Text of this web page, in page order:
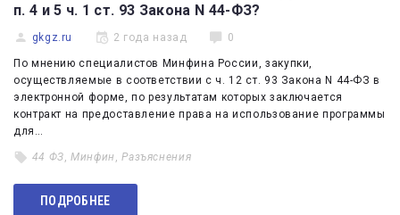
п. 4 и 5 ч. 1 ст. 93 Закона N 44-ФЗ?
gkgz.ru 2 года назад 0
По мнению специалистов Минфина России, закупки,
осуществляемые в соответствии с ч. 12 ст. 93 Закона N 44-ФЗ в
электронной форме, по результатам которых заключается
контракт на предоставление права на использование программы
для…
44 ФЗ,Минфин ,Разъяснения
ПОДРОБНЕЕ